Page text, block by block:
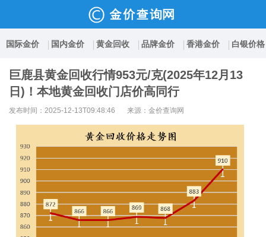
国际金价 国内金价 黄金回收 品牌金价 香港金价 白银价格
巨鹿县黄金回收行情953元/克(2025年12月13
日)！本地黄金回收门店价高同行
发布时间：2025-12-13T09:48:46 来源：金价查询网